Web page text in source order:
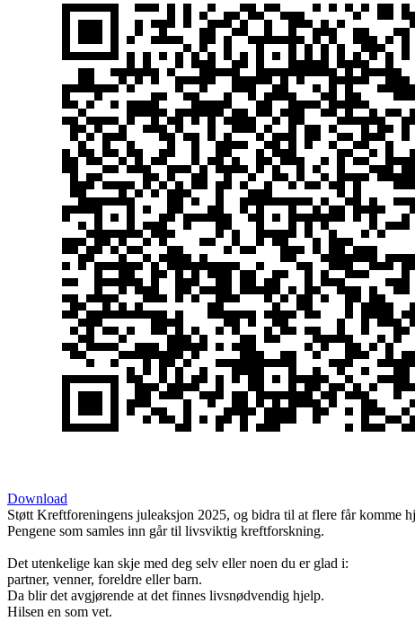
Download
Støtt Kreftforeningens juleaksjon 2025, og bidra til at flere får komme
Pengene som samles inn går til livsviktig kreftforskning.
Det utenkelige kan skje med deg selv eller noen du er glad i:
partner, venner, foreldre eller barn.
Da blir det avgjørende at det finnes livsnødvendig hjelp.
Hilsen en som vet.